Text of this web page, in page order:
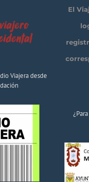
Viajera desde
El